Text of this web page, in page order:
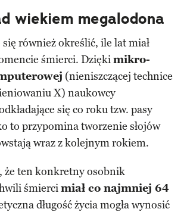
wiekiem megalodona
się również określić, ile lat miał
śmierci. Dziękimikro-
(nieniszczącej technice
X) naukowcy
się co roku tzw. pasy
to przypomina tworzenie słojów
wraz z kolejnym rokiem.
że ten konkretny osobnik
śmiercimiał co najmniej 64
długość życia mogła wynosić